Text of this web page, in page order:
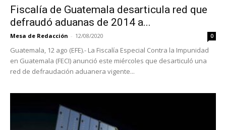
Fiscalía de Guatemala desarticula red que
defraudó aduanas de 2014 a...
Mesa de Redacción - 12/08/2020 0
Guatemala, 12 ago (EFE).- La Fiscalía Especial Contra la Impunidad
en Guatemala (FECI) anunció este miércoles que desarticuló una
red de defraudación aduanera vigente...